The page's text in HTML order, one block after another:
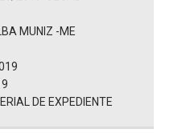
MUNIZ -ME
DE EXPEDIENTE